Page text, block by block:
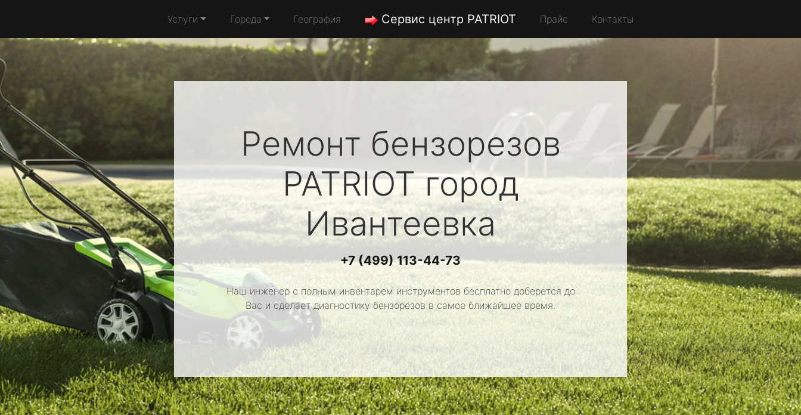
Услуги Города География Сервис центр PATRIOT Прайс Контакты
Ремонт бензорезов
PATRIOTгород
Ивантеевка
+7 (499) 113-44-73
Наш инженер с полным инвентарем инструментов бесплатно доберется до
Вас и сделает диагностику бензорезов в самое ближайшее время.